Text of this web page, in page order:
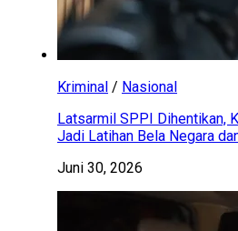
Kriminal / Nasional
Latsarmil SPPI Dihentikan,
Jadi Latihan Bela Negara
Juni 30, 2026